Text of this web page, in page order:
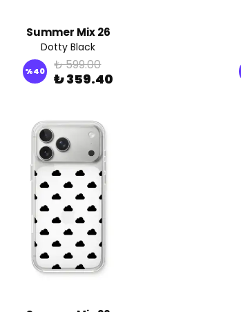
Summer Mix 26
Dotty Black
%40 ₺ 599.00
₺ 359.40